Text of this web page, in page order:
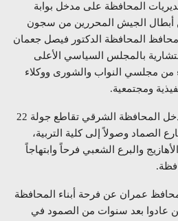
المحافظة على مدخل بوابة
53 أسيراً من أبطال الجيش المحررين من سجون
محافظ المحافظة الدكتور فيصل جعمان
بالمجلس السياسي الأعلى
من مجلسي النواب والشورى ووكلاء
ومجتمعية.
وتزامن الاستقبال بدءاً من مدخل المحافظة الشرقي تقاطع جولة 22
الصماد وصولاً إلى كلية التربية،
والبرع الشعبي فرحاً وابتهاجاً
محافظ عمران عن فرحة أبناء المحافظة
عادوا بعد سنوات من الصمود في